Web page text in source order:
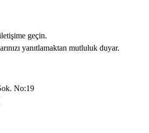
geçin.
yanıtlamaktan mutluluk duyar.
No:19